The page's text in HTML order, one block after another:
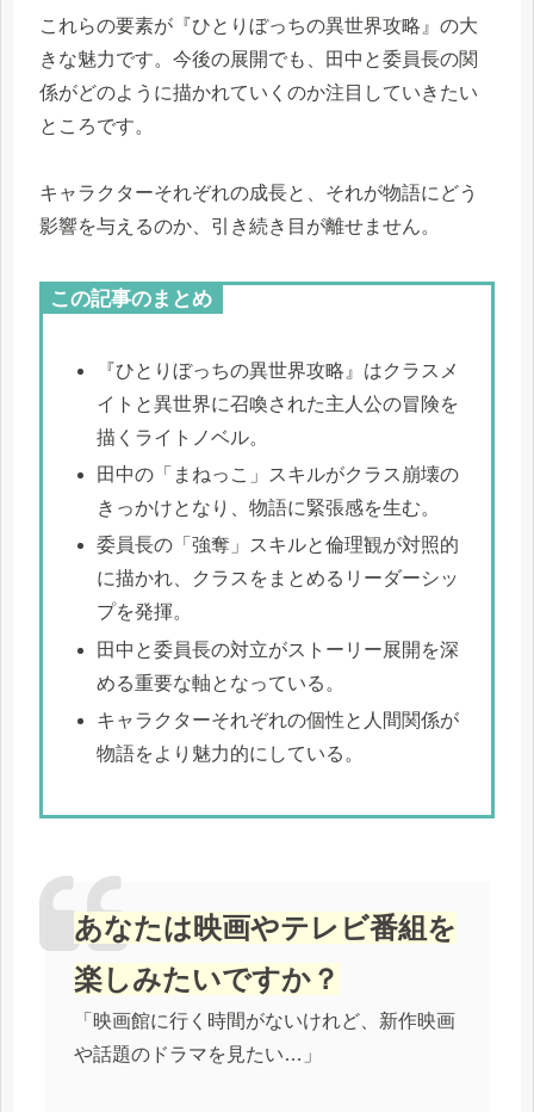
これらの要素が『ひとりぼっちの異世界攻略』の大
きな魅力です。今後の展開でも、田中と委員長の関
係がどのように描かれていくのか注目していきたい
ところです。
キャラクターそれぞれの成長と、それが物語にどう
影響を与えるのか、引き続き目が離せません。
この記事のまとめ
『ひとりぼっちの異世界攻略』はクラスメ
イトと異世界に召喚された主人公の冒険を
描くライトノベル。
田中の「まねっこ」スキルがクラス崩壊の
きっかけとなり、物語に緊張感を生む。
委員長の「強奪」スキルと倫理観が対照的
に描かれ、クラスをまとめるリーダーシッ
プを発揮。
田中と委員長の対立がストーリー展開を深
める重要な軸となっている。
キャラクターそれぞれの個性と人間関係が
物語をより魅力的にしている。
あなたは映画やテレビ番組を
楽しみたいですか？
「映画館に行く時間がないけれど、新作映画
や話題のドラマを見たい…」